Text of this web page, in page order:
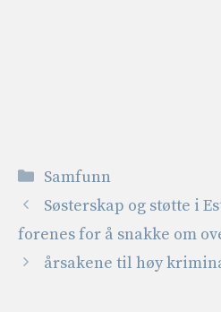
Kategorier
Samfunn
Søsterskap og støtte i
forenes for å snakke om
årsakene til høy